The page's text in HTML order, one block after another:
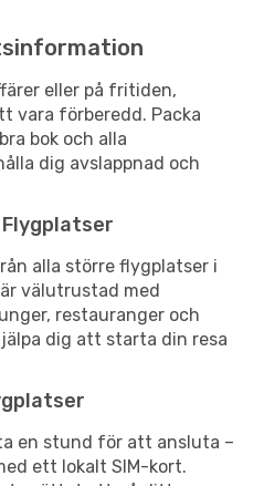
eller på fritiden,
vara förberedd. Packa
bok och alla
dig avslappnad och
Flygplatser
alla större flygplatser i
är välutrustad med
restauranger och
dig att starta din resa
en stund för att ansluta –
ett lokalt SIM-kort.